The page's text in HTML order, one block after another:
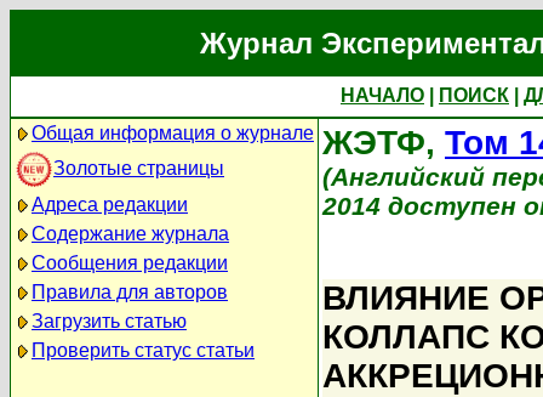
Журнал
НАЧАЛО ПОИСК
Общая информация о журнале
Золотые страницы
Адреса редакции
Содержание журнала
Сообщения редакции
Правила для авторов
Загрузить статью
Проверить статус статьи
ЖЭТФ, Том
(Английский
2014 доступен
ВЛИЯНИЕ
КОЛЛАПС